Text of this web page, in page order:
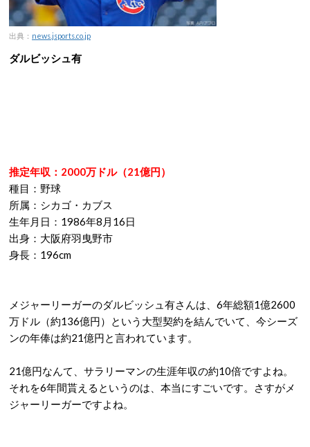
出典： news.jsports.co.jp
ダルビッシュ有
推定年収：2000万ドル（21億円）
種目：野球
所属：シカゴ・カブス
生年月日：1986年8月16日
出身：大阪府羽曳野市
身長：196cm
メジャーリーガーのダルビッシュ有さんは、6年総額1億2600
万ドル（約136億円）という大型契約を結んでいて、今シーズ
ンの年俸は約21億円と言われています。
21億円なんて、サラリーマンの生涯年収の約10倍ですよね。
それを6年間貰えるというのは、本当にすごいです。さすがメ
ジャーリーガーですよね。